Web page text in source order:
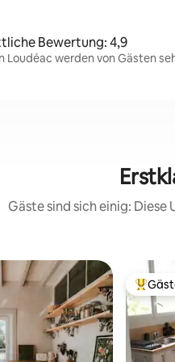
Bewertung: 4,9
Loudéac werden von Gästen
Gäste sind sich einig: